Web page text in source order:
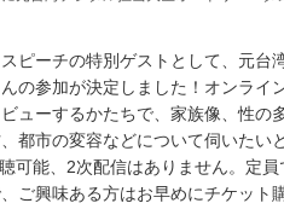
ピーチの特別ゲストとして、元台
の参加が決定しました！オンライ
ューするかたちで、家族像、性の
都市の変容などについて伺いたい
可能、2次配信はありません。定
ご興味ある方はお早めにチケット